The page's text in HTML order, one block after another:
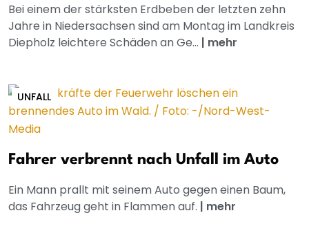
Bei einem der stärksten Erdbeben der letzten zehn
Jahre in Niedersachsen sind am Montag im Landkreis
Diepholz leichtere Schäden an Ge... | mehr
UNFALL
Fahrer verbrennt nach Unfall im Auto
Ein Mann prallt mit seinem Auto gegen einen Baum,
das Fahrzeug geht in Flammen auf. | mehr